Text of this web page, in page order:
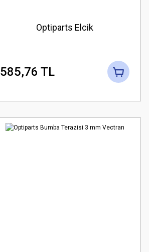
Optiparts Elcik
585,76 TL